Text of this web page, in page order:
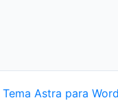
Tema Astra para